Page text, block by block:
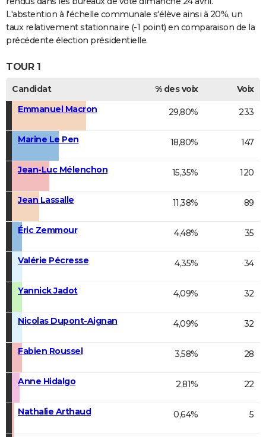
L'abstention à l'échelle communale s'élève ainsi à 20%, un
taux relativement stationnaire (-1 point) en comparaison de la
précédente élection présidentielle.
TOUR 1
Candidat % des voix
Voix
Emmanuel Macron
29,80% 233
Marine Le Pen 18,80% 147
Jean-Luc Mélenchon 15,35% 120
Jean Lassalle 11,38% 89
Éric Zemmour 4,48% 35
Valérie Pécresse 4,35% 34
Yannick Jadot 4,09% 32
Nicolas Dupont-Aignan 4,09% 32
Fabien Roussel 3,58% 28
Anne Hidalgo 2,81% 22
Nathalie Arthaud 0,64% 5